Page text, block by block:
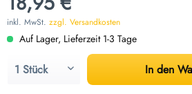
inkl. MwSt. zzgl. Versandkosten
Auf Lager, Lieferzeit 1-3 Tage
In den